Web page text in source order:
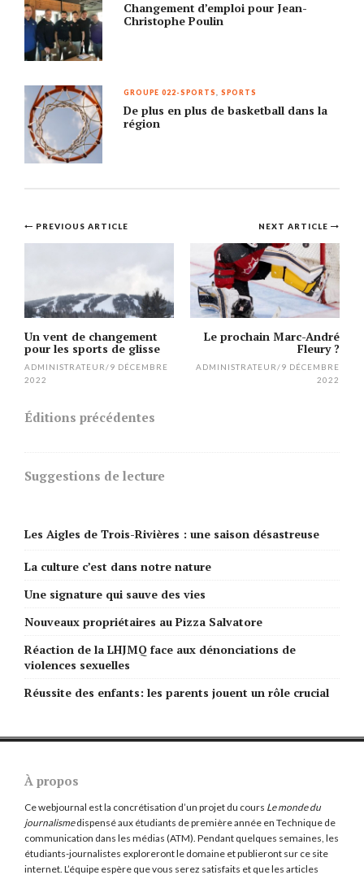
Changement d’emploi pour Jean-
Christophe Poulin
GROUPE 022-SPORTS SPORTS
De plus en plus de basketball dans la
région
Post
navigation
NEXT ARTICLE
Le prochain Marc-André
Fleury ?
ADMINISTRATEUR/9 DÉCEMBRE
2022
PREVIOUS ARTICLE
Un vent de changement
pour les sports de glisse
ADMINISTRATEUR/9 DÉCEMBRE
2022
Éditions précédentes
Suggestions de lecture
Les Aigles de Trois-Rivières : une saison désastreuse
La culture c’est dans notre nature
Une signature qui sauve des vies
Nouveaux propriétaires au Pizza Salvatore
Réaction de la LHJMQ face aux dénonciations de
violences sexuelles
Réussite des enfants: les parents jouent un rôle crucial
À propos
Ce webjournal est la concrétisation d’un projet du cours Le monde du
journalismedispensé aux étudiants de première année en Technique de
communication dans les médias (ATM). Pendant quelques semaines, les
étudiants-journalistes exploreront le domaine et publieront sur ce site
internet. L’équipe espère que vous serez satisfaits et que les articles